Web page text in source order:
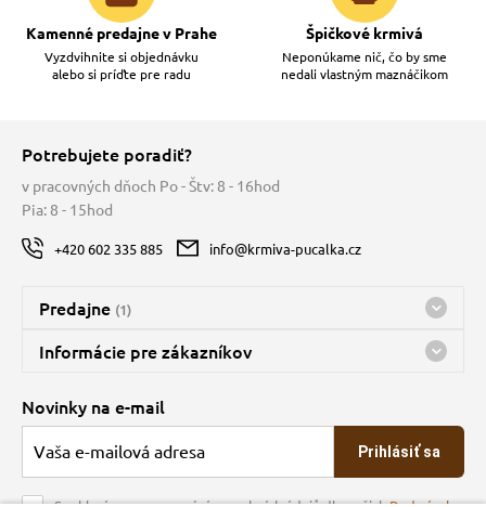
Kamenné predajne v Prahe
Vyzdvihnite si objednávku
alebo si príďte pre radu
Špičkové krmivá
Neponúkame nič, čo by sme
nedali vlastným maznáčikom
Potrebujete poradiť?
v pracovných dňoch Po - Štv: 8 - 16hod
Pia: 8 - 15hod
+420 602 335 885 info@krmiva-pucalka.cz
Predajne (1)
Predajňa a sklad Kbely
nes máme otvorené 08:00 - 16:00
Informácie pre zákazníkov
O spoločnosti
Veľkoobchod
Obchodné podmienky
Novinky na e-mail
Prihlásiť sa